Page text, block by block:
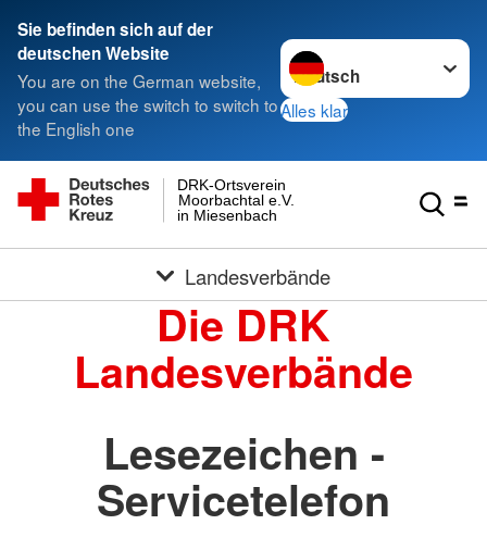
Sie befinden sich auf der
deutschen Website
You are on the German website,
you can use the switch to switch to
the English one
Sprache wechseln zu
Alles klar
in Miesenbach
Moorbachtal e.V.
DRK-Ortsverein
Landesverbände
Die DRK
Landesverbände
Lesezeichen -
Servicetelefon